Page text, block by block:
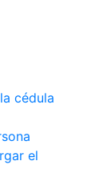
cédula
el